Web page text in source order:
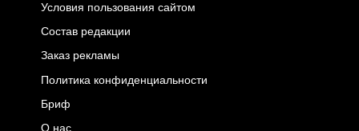
Условия пользования сайтом
Состав редакции
Заказ рекламы
Политика конфиденциальности
Бриф
О нас